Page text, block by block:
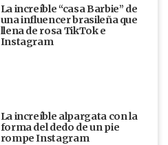
La increíble “casa Barbie” de
una influencer brasileña que
llena de rosa TikTok e
Instagram
La increíble alpargata con la
forma del dedo de un pie
rompe Instagram